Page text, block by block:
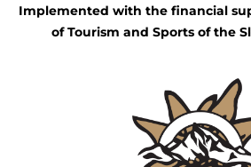
Implemented with the financial
of Tourism and Sports of the